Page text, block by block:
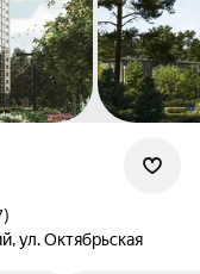
ул. Октябрьская